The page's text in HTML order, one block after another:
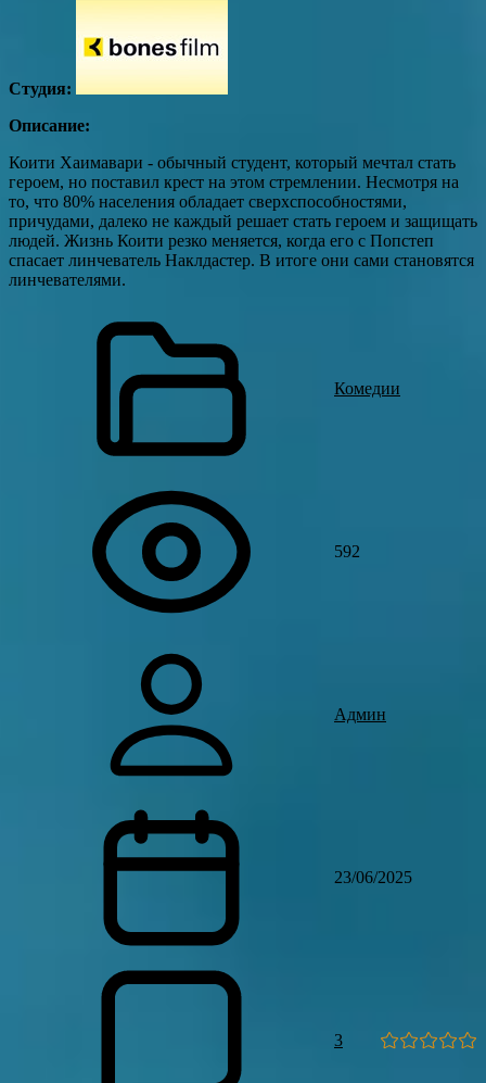
Студия:
Описание:
Коити Хаимавари - обычный студент, который мечтал стать
героем, но поставил крест на этом стремлении. Несмотря на
то, что 80% населения обладает сверхспособностями,
причудами, далеко не каждый решает стать героем и защищать
людей. Жизнь Коити резко меняется, когда его с Попстеп
спасает линчеватель Наклдастер. В итоге они сами становятся
линчевателями.
Комедии
592
Админ
23/06/2025
3